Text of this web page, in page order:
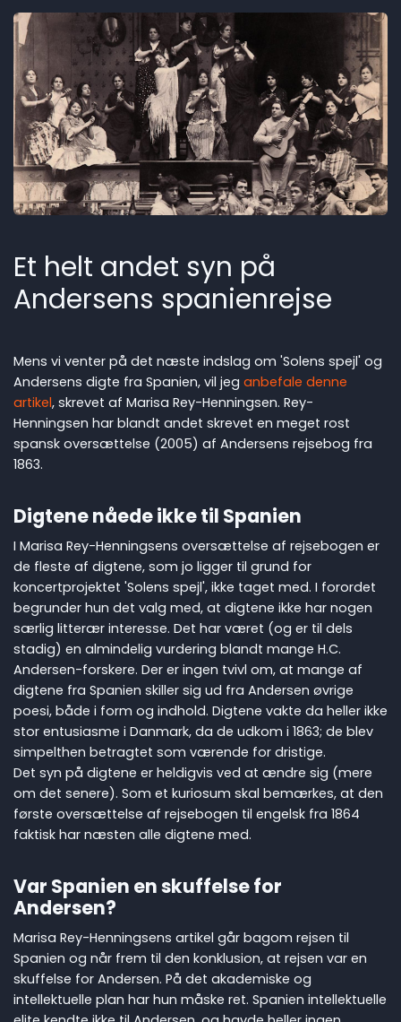
Et helt andet syn på
Andersens spanienrejse
Mens vi venter på det næste indslag om 'Solens spejl' og
Andersens digte fra Spanien, vil jeg anbefale denne
artikel, skrevet af Marisa Rey-Henningsen. Rey-
Henningsen har blandt andet skrevet en meget rost
spansk oversættelse (2005) af Andersens rejsebog fra
1863.
Digtene nåede ikke til Spanien
I Marisa Rey-Henningsens oversættelse af rejsebogen er
de fleste af digtene, som jo ligger til grund for
koncertprojektet 'Solens spejl', ikke taget med. I forordet
begrunder hun det valg med, at digtene ikke har nogen
særlig litterær interesse. Det har været (og er til dels
stadig) en almindelig vurdering blandt mange H.C.
Andersen-forskere. Der er ingen tvivl om, at mange af
digtene fra Spanien skiller sig ud fra Andersen øvrige
poesi, både i form og indhold. Digtene vakte da heller ikke
stor entusiasme i Danmark, da de udkom i 1863; de blev
simpelthen betragtet som værende for dristige.
Det syn på digtene er heldigvis ved at ændre sig (mere
om det senere). Som et kuriosum skal bemærkes, at den
første oversættelse af rejsebogen til engelsk fra 1864
faktisk har næsten alle digtene med.
Var Spanien en skuffelse for
Andersen?
Marisa Rey-Henningsens artikel går bagom rejsen til
Spanien og når frem til den konklusion, at rejsen var en
skuffelse for Andersen. På det akademiske og
intellektuelle plan har hun måske ret. Spanien intellektuelle